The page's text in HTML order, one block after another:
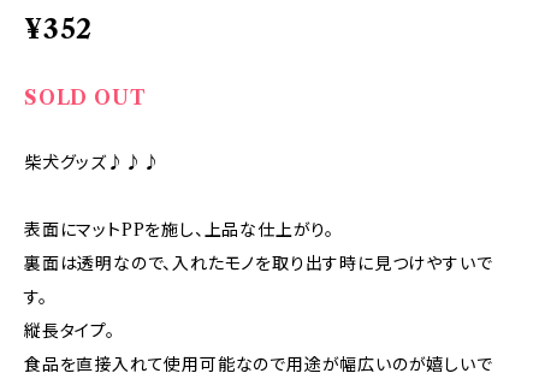
¥352
SOLD OUT
柴犬グッズ♪♪♪
表面にマットPPを施し、上品な仕上がり。
裏面は透明なので、入れたモノを取り出す時に見つけやすいで
す。
縦長タイプ。
食品を直接入れて使用可能なので用途が幅広いのが嬉しいで